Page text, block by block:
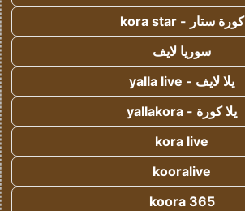
كورة ستار - kora star
سوريا لايف
يلا لايف - yalla live
يلا كورة - yallakora
kora live
kooralive
koora 365